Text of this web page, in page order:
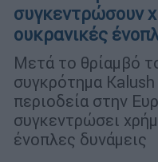
συγκεντρώσουν
ουκρανικές
Μετά το θρίαμβό
συγκρότημα
περιοδεία στην
συγκεντρώσει
ένοπλες δυνάμεις